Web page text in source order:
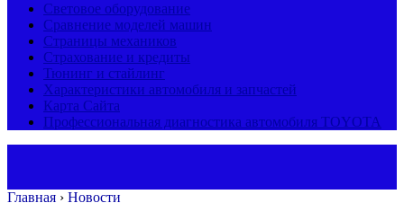
Световое оборудование
Сравнение моделей машин
Страницы механиков
Страхование и кредиты
Тюнинг и стайлинг
Характеристики автомобиля и запчастей
Карта Сайта
Профессиональная диагностика автомобиля TOYOTA
Главная › Новости